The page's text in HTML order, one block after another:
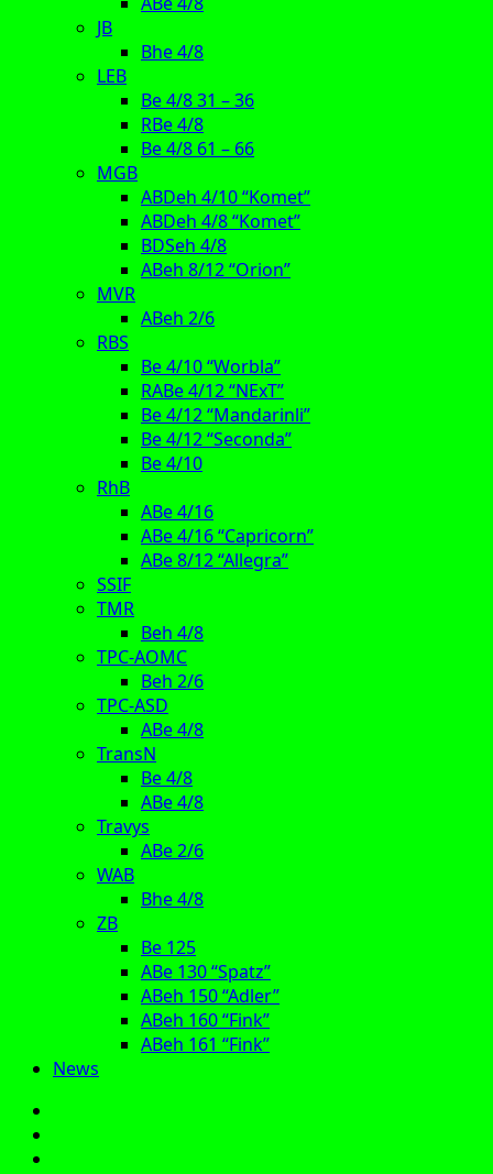
JB
Bhe 4/8
LEB
Be 4/8 31 – 36
RBe 4/8
Be 4/8 61 – 66
MGB
ABDeh 4/10 “Komet”
ABDeh 4/8 “Komet”
BDSeh 4/8
ABeh 8/12 “Orion”
MVR
ABeh 2/6
RBS
Be 4/10 “Worbla”
RABe 4/12 “NExT”
Be 4/12 “Mandarinli”
Be 4/12 “Seconda”
Be 4/10
RhB
ABe 4/16
ABe 4/16 “Capricorn”
ABe 8/12 “Allegra”
SSIF
TMR
Beh 4/8
TPC-AOMC
Beh 2/6
TPC-ASD
ABe 4/8
TransN
Be 4/8
ABe 4/8
Travys
ABe 2/6
WAB
Bhe 4/8
ZB
Be 125
ABe 130 “Spatz”
ABeh 150 “Adler”
ABeh 160 “Fink”
ABeh 161 “Fink”
News